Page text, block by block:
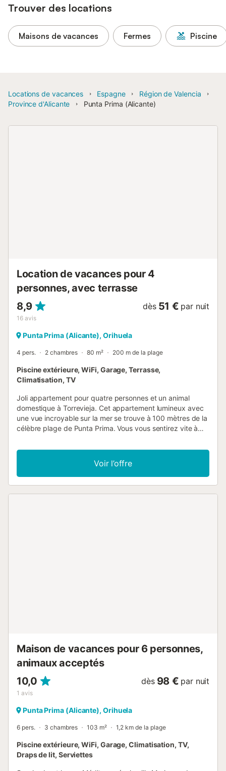
Trouver des locations
Maisons de vacances Fermes Piscine
Locations de vacances Espagne
Région de Valencia
Province d'Alicante
Punta Prima (Alicante)
Location de vacances pour 4
personnes, avec terrasse
8,9
16 avis
dès 51 € par nuit
Punta Prima (Alicante), Orihuela
4 pers. 2 chambres 80 m² 200 m de la plage
Piscine extérieure, WiFi, Garage, Terrasse,
Climatisation, TV
Joli appartement pour quatre personnes et un animal
domestique à Torrevieja. Cet appartement lumineux avec
une vue incroyable sur la mer se trouve à 100 mètres de la
célèbre plage de Punta Prima. Vous vous sentirez vite à
beau balcon pour respirer l'air frais de la mer ou prendre
un petit déjeuner vitalisant. Le soir aussi, vous pourrez y
terminer tranquillement votre journée en profitant de la vue
sur les palmiers et la mer. Punta Prima fait partie des
Voir l’offre
Maison de vacances pour 6 personnes,
animaux acceptés
10,0
1 avis
dès 98 € par nuit
Punta Prima (Alicante), Orihuela
6 pers. 3 chambres 103 m² 1,2 km de la plage
Piscine extérieure, WiFi, Garage, Climatisation, TV,
Draps de lit, Serviettes